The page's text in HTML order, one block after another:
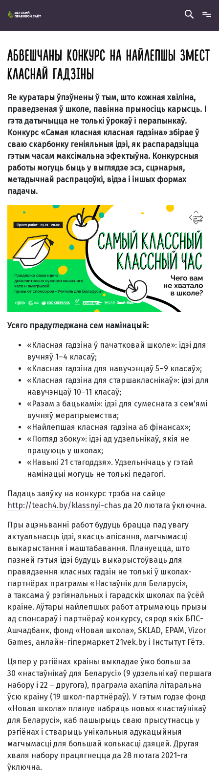
АБВЕШЧАНЫ КОНКУРС НА НАЙЛЕПШЫ ЗМЕСТ
КЛАСНАЙ ГАДЗІНЫ
Яе куратары ўпэўнены ў тым, што кожная хвіліна,
праведзеная ў школе, павінна прыносіць карысць. І
гэта датычыцца не толькі ўрокаў і перапынкаў.
Конкурс «Самая класная класная гадзіна» збірае ў
сваю скарбонку геніяльныя ідэі, як распарадзіцца
гэтым часам максімальна эфектыўна. Конкурсныя
работы могуць быць у выглядзе эсэ, сцэнарыя,
метадычнай распрацоўкі, відэа і іншых формах
падачы.
Усяго прадугледжана сем намінацый:
«Класная гадзіна ў пачатковай школе»: ідэі для
вучняў 1–4 класаў;
«Класная гадзіна для навучэнцаў 5–9 класаў»;
«Класная гадзіна для старшакласнікаў»: ідэі для
навучэнцаў 10–11 класаў;
«Разам з бацькамі»: ідэі для сумеснага з сем'ямі
вучняў мерапрыемства;
«Найлепшая класная гадзіна аб фінансах»;
«Погляд збоку»: ідэі ад удзельнікаў, якія не
працуюць у школах;
«Навыкі 21 стагоддзя». Удзельнічаць у гэтай
намінацыі могуць не толькі педагогі.
Падаць заяўку на конкурс трэба на сайце
http://teach4.by/klassnyі-chas да 20 лютага ўключна.
Пры ацэньванні работ будуць брацца пад увагу
актуальнасць ідэі, якасць апісання, магчымасці
выкарыстання і маштабавання. Плануецца, што
пазней гэтыя ідэі будуць выкарыстоўваць для
правядзення класных гадзін не толькі ў школах-
партнёрах праграмы «Настаўнік для Беларусі»,
а таксама ў рэгіянальных і гарадскіх школах па ўсёй
краіне. Аўтары найлепшых работ атрымаюць прызы
ад спонсараў і партнёраў конкурсу, сярод якіх БПС-
Ашчадбанк, фонд «Новая школа», SKLAD, EPAM, Vіzor
Games, анлайн-гіпермаркет 21vek.by і Інстытут Гётэ.
Цяпер у рэгіёнах краіны выкладае ўжо больш за
30 «настаўнікаў для Беларусі» (9 удзельнікаў першага
набору і 22 – другога), праграма ахапіла літаральна
ўсю краіну (19 школ-партнёраў). У гэтым годзе фонд
«Новая школа» плануе набраць новых «настаўнікаў
для Беларусі», каб пашырыць сваю прысутнасць у
рэгіёнах і стварыць унікальныя адукацыйныя
магчымасці для большай колькасці дзяцей. Другая
хваля набору працягнецца да 28 лютага 2021-га
ўключна.